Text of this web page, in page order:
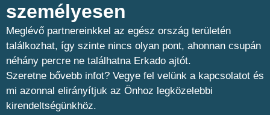
személyesen​
Meglévő partnereinkkel az egész ország területén
találkozhat, így szinte nincs olyan pont, ahonnan csupán
néhány percre ne találhatna Erkado ajtót.
Szeretne bővebb infot? Vegye fel velünk a kapcsolatot és
mi azonnal elirányítjuk az Önhoz legközelebbi
kirendeltségünkhöz.